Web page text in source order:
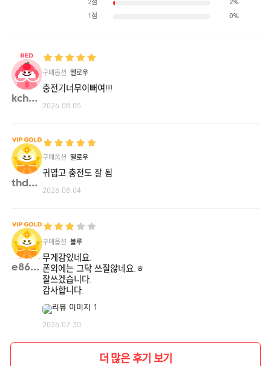
2점 2%
1점 0%
kch10**
구매옵션 옐로우
충전기너무이뻐여!!!
2026.08.05
thdnj**
구매옵션 옐로우
귀엽고 충전도 잘 됨
2026.08.04
e8601**
구매옵션 블루
무게감있네요.
폰외에는 그닥 쓰질않네요.ㅎ
잘쓰겠습니다.
감사합니다.
2026.07.30
더 많은 후기 보기